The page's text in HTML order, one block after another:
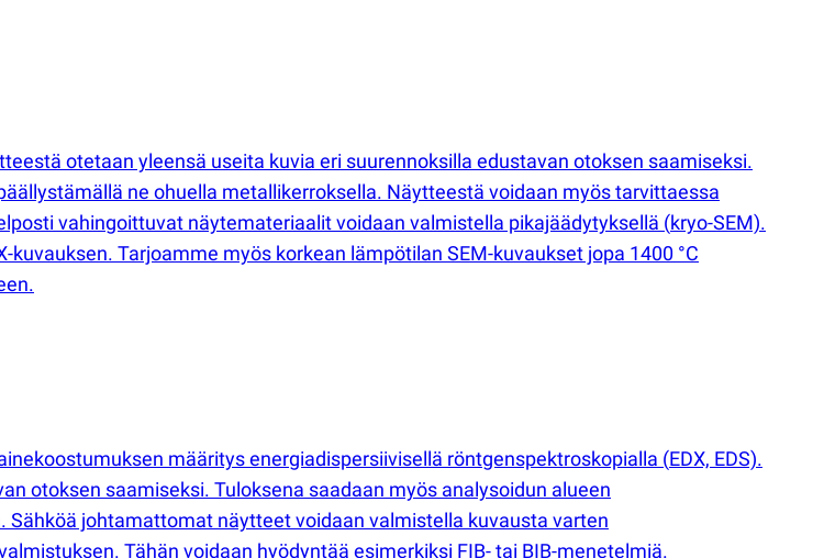
otetaan yleensä useita kuvia eri suurennoksilla edustavan otoksen saamiseksi.
ne ohuella metallikerroksella. Näytteestä voidaan myös tarvittaessa
vahingoittuvat näytemateriaalit voidaan valmistella pikajäädytyksellä (kryo-SEM).
Tarjoamme myös korkean lämpötilan SEM-kuvaukset jopa 1400 °C
määritys energiadispersiivisellä röntgenspektroskopialla (EDX, EDS).
otoksen saamiseksi. Tuloksena saadaan myös analysoidun alueen
johtamattomat näytteet voidaan valmistella kuvausta varten
Tähän voidaan hyödyntää esimerkiksi FIB- tai BIB-menetelmiä.